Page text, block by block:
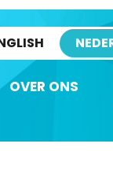
OVER ONS